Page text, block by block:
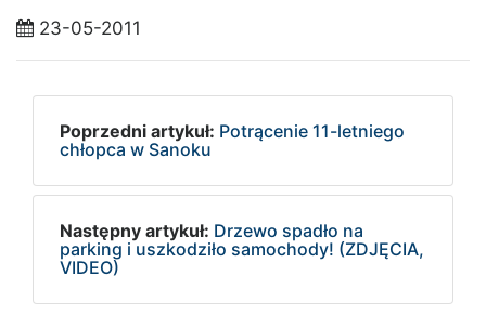
23-05-2011
Poprzedni artykuł: Potrącenie 11-letniego
chłopca w Sanoku
Następny artykuł: Drzewo spadło na
parking i uszkodziło samochody! (ZDJĘCIA,
VIDEO)